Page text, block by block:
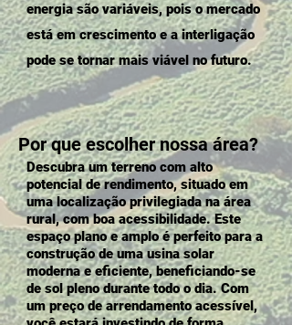
energia são variáveis, pois o mercado
está em crescimento e a interligação
pode se tornar mais viável no futuro.
Por que escolher nossa área?
Descubra um terreno com alto
potencial de rendimento, situado em
uma localização privilegiada na área
rural, com boa acessibilidade. Este
espaço plano e amplo é perfeito para a
construção de uma usina solar
moderna e eficiente, beneficiando-se
de sol pleno durante todo o dia. Com
um preço de arrendamento acessível,